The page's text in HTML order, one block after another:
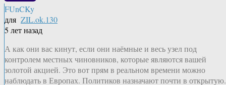
FUnCKy
для ZIL.ok.130
5 лет назад
А как они вас кинут, если они наёмные и весь узел под
контролем местных чиновников, которые являются вашей
золотой акцией. Это вот прям в реальном времени можно
наблюдать в Европах. Политиков назначают почти в открытую.